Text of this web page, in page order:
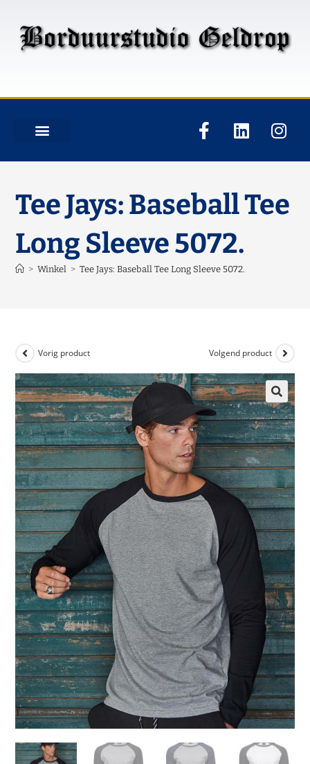
Tee Jays: Baseball Tee
Long Sleeve 5072.
> Winkel > Tee Jays: Baseball Tee Long Sleeve 5072.
Vorig product Volgend product